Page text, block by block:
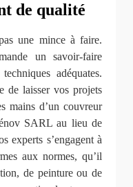
de qualité
une mince à faire.
un savoir-faire
adéquates.
de laisser vos projets
mains d’un couvreur
SARL au lieu de
experts s’engagent à
aux normes, qu’il
de peinture ou de